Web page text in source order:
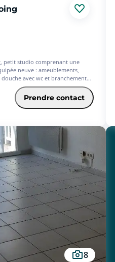
petit studio comprenant une
neuve : ameublements,
avec wc et branchement
Loyer : 374E Charges : 50E
des parties communes et eau
de toutes commodités,
de suite Contact Samantha
le site Géorisques : www.
les risques auxquels ce bien
Géorisques : www.
sur les risques auxquels ce bien
Géorisques :
Prendre contact
8